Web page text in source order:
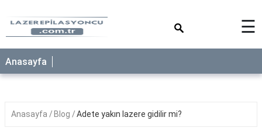
☰
Anasayfa
Anasayfa Blog Adete yakın lazere gidilir mi?